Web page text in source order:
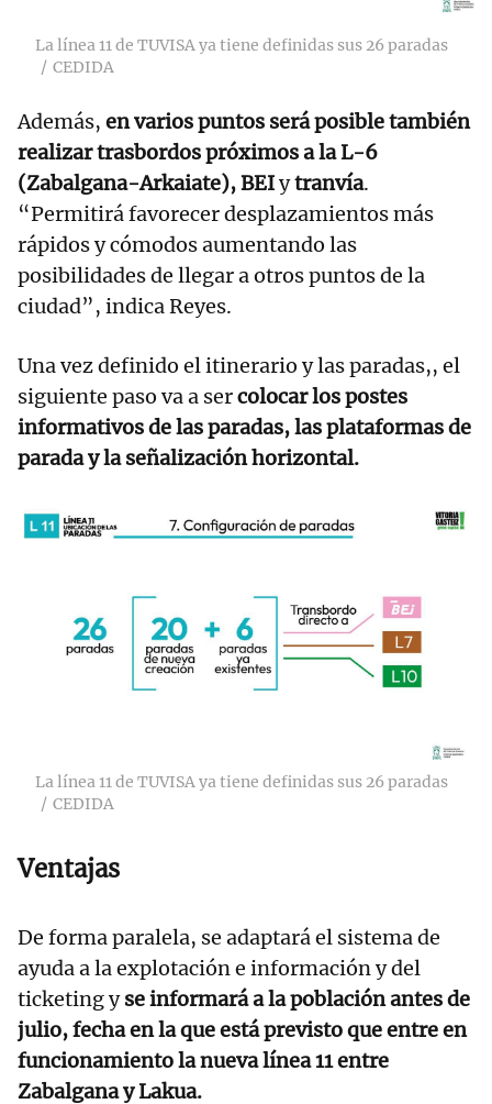
La línea 11 de TUVISA ya tiene definidas sus 26 paradas
CEDIDA
Además, en varios puntos será posible también
realizar trasbordos próximos a la L-6
(Zabalgana-Arkaiate), BEIytranvía.
“Permitirá favorecer desplazamientos más
rápidos y cómodos aumentando las
posibilidades de llegar a otros puntos de la
ciudad”, indica Reyes.
Una vez definido el itinerario y las paradas,, el
siguiente paso va a sercolocar los postes
informativos de las paradas, las plataformas de
parada y la señalización horizontal.
La línea 11 de TUVISA ya tiene definidas sus 26 paradas
CEDIDA
Ventajas
De forma paralela, se adaptará el sistema de
ayuda a la explotación e información y del
ticketing yse informará a la población antes de
julio, fecha en la que está previsto que entre en
funcionamiento la nueva línea 11 entre
Zabalgana y Lakua.